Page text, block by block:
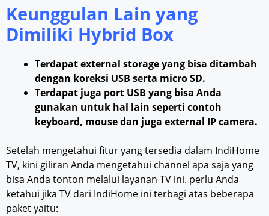
Keunggulan Lain yang
Dimiliki Hybrid Box
Terdapat external storage yang bisa ditambah
dengan koreksi USB serta micro SD.
Terdapat juga port USB yang bisa Anda
gunakan untuk hal lain seperti contoh
keyboard, mouse dan juga external IP camera.
Setelah mengetahui fitur yang tersedia dalam IndiHome
TV, kini giliran Anda mengetahui channel apa saja yang
bisa Anda tonton melalui layanan TV ini. perlu Anda
ketahui jika TV dari IndiHome ini terbagi atas beberapa
paket yaitu: